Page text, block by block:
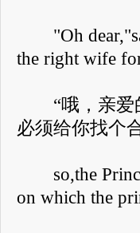
"Oh
the right wife
“哦，亲爱的
必须给你找个
so,the Prince
on which the